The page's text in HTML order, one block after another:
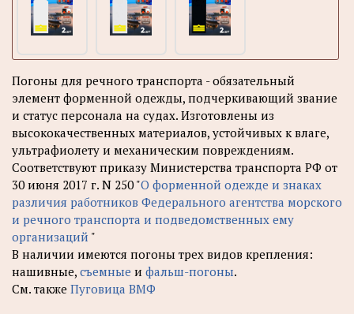
Погоны для речного транспорта - обязательный
элемент форменной одежды, подчеркивающий звание
и статус персонала на судах. Изготовлены из
высококачественных материалов, устойчивых к влаге,
ультрафиолету и механическим повреждениям.
Соответствуют приказу Министерства транспорта РФ от
30 июня 2017 г. N 250 "О форменной одежде и знаках
различия работников Федерального агентства морского
и речного транспорта и подведомственных ему
организаций "
В наличии имеются погоны трех видов крепления:
нашивные, съемные и фальш-погоны.
См. также Пуговица ВМФ